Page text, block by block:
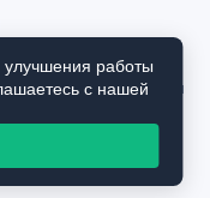
публичной офертой
Для получения
продаж застройщика.
работы
с нашей